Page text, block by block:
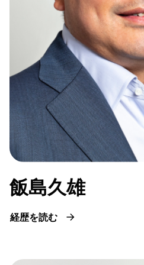
飯島久雄
経歴を読む